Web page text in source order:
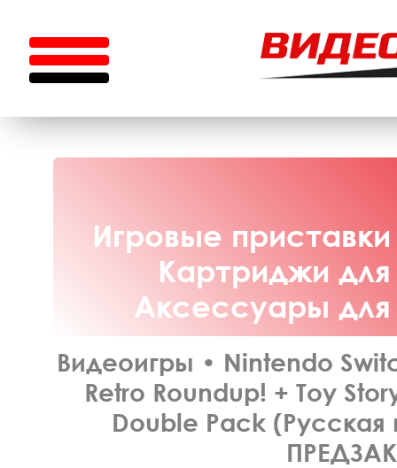
Игровые
Картриджи
Аксессуары для
Видеоигры • Nintendo
Retro Roundup! + Toy
Double Pack (Русская